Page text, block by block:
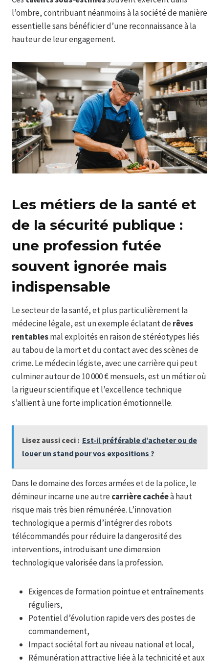
l’ombre, contribuant néanmoins à la société de manière
essentielle sans bénéficier d’une reconnaissance à la
hauteur de leur engagement.
Les métiers de la santé et
de la sécurité publique :
une profession futée
souvent ignorée mais
indispensable
Le secteur de la santé, et plus particulièrement la
médecine légale, est un exemple éclatant derêves
rentablesmal exploités en raison de stéréotypes liés
au tabou de la mort et du contact avec des scènes de
crime. Le médecin légiste, avec une carrière qui peut
culminer autour de 10 000 € mensuels, est un métier où
la rigueur scientifique et l’excellence technique
s’allient à une forte implication émotionnelle.
Lisez aussi ceci : Est-il préférable d’acheter ou de
louer un stand pour vos expositions ?
Dans le domaine des forces armées et de la police, le
démineur incarne une autrecarrière cachéeà haut
risque mais très bien rémunérée. L’innovation
technologique a permis d’intégrer des robots
télécommandés pour réduire la dangerosité des
interventions, introduisant une dimension
technologique valorisée dans la profession.
Exigences de formation pointue et entraînements
réguliers,
Potentiel d’évolution rapide vers des postes de
commandement,
Impact sociétal fort au niveau national et local,
Rémunération attractive liée à la technicité et aux